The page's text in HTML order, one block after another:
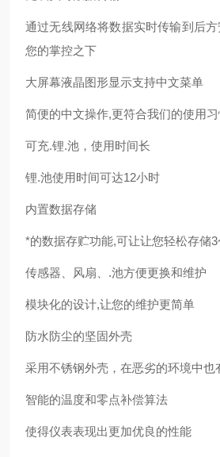
通过无线网络将数据实时传输到后
您的掌控之下
大屏幕液晶图形显示支持中文菜单
简便的中文操作,更符合我们的使用
可充.锂.池，使用时间长
锂.池使用时间可达12小时
内置数据存储
*的数据存贮功能,可让让您轻松存储
传感器、风扇、.池方便更换和维护
模块化的设计,让您的维护更简单
防水防尘的坚固外壳
采用不锈钢外壳，在恶劣的环境中也
智能的温度和零点补偿算法
使得仪表表现出更加优良的性能